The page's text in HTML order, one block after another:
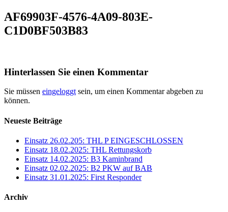
AF69903F-4576-4A09-803E-
C1D0BF503B83
Hinterlassen Sie einen Kommentar
Sie müssen eingeloggt sein, um einen Kommentar abgeben zu
können.
Neueste Beiträge
Einsatz 26.02.205: THL P EINGESCHLOSSEN
Einsatz 18.02.2025: THL Rettungskorb
Einsatz 14.02.2025: B3 Kaminbrand
Einsatz 02.02.2025: B2 PKW auf BAB
Einsatz 31.01.2025: First Responder
Archiv